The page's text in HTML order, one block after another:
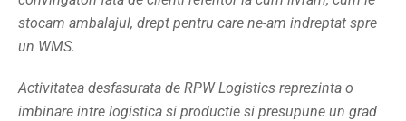
stocam ambalajul, drept pentru care ne-am indreptat spre
un WMS.
Activitatea desfasurata de RPW Logistics reprezinta o
imbinare intre logistica si productie si presupune un grad